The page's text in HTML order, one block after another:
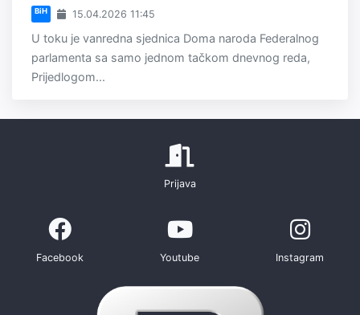
BiH 15.04.2026 11:45
U toku je vanredna sjednica Doma naroda Federalnog
parlamenta sa samo jednom tačkom dnevnog reda,
Prijedlogom...
Prijava
Facebook Youtube Instagram